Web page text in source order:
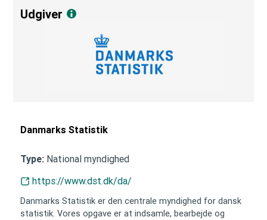
Udgiver
Danmarks Statistik
Type: National myndighed
https://www.dst.dk/da/
Danmarks Statistik er den centrale myndighed for dansk
statistik. Vores opgave er at indsamle, bearbejde og